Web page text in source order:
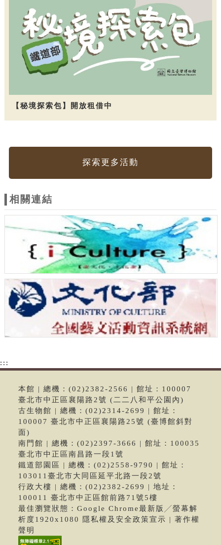
【秘境探索包】開放租借中
探索更多活動
相關連結
:::
本館 | 總機：(02)2382-2566 | 館址：100007
臺北市中正區襄陽路2號 (二二八和平公園內)
古生物館 | 總機：(02)2314-2699 | 館址：
100007 臺北市中正區襄陽路25號 (臺博館斜對
面)
南門館 | 總機：(02)2397-3666 | 館址：100035
臺北市中正區南昌路一段1號
鐵道部園區 | 總機：(02)2558-9790 | 館址：
103011臺北市大同區延平北路一段2號
行政大樓 | 總機：(02)2382-2699 | 地址：
100011 臺北市中正區館前路71號5樓
最佳瀏覽狀態：Google Chrome最新版╱螢幕解
析度1920x1080 隱私權及安全政策宣示 | 著作權
聲明